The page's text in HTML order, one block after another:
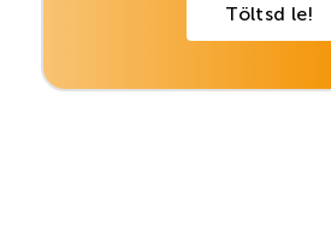
Töltsd le!